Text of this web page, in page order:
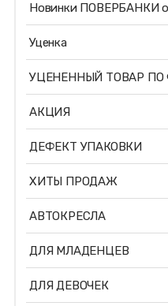
Новинки ПОВЕРБАНКИ
Уценка
УЦЕНЕННЫЙ ТОВАР
АКЦИЯ
ДЕФЕКТ УПАКОВКИ
ХИТЫ ПРОДАЖ
АВТОКРЕСЛА
ДЛЯ МЛАДЕНЦЕВ
ДЛЯ ДЕВОЧЕК